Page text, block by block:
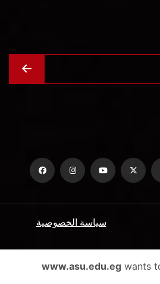
سياسة الخصوصية
الأسئلة الشائعة
www.asu.edu.egwants